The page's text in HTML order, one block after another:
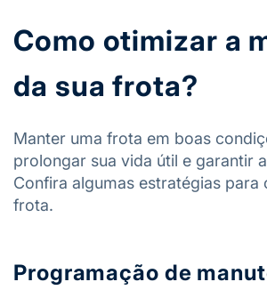
Como otimizar a
da sua frota?
Manter uma frota em boas
prolongar sua vida útil e garantir
Confira algumas estratégias
frota.
Programação de